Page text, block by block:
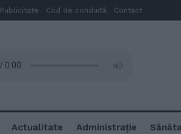
Publicitate Cod de conduită Contact
Actualitate Administrație